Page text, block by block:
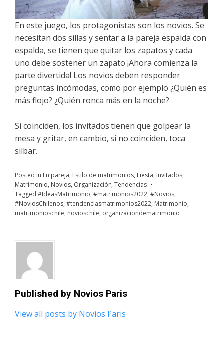
En este juego, los protagonistas son los novios. Se
necesitan dos sillas y sentar a la pareja espalda con
espalda, se tienen que quitar los zapatos y cada
uno debe sostener un zapato ¡Ahora comienza la
parte divertida! Los novios deben responder
preguntas incómodas, como por ejemplo ¿Quién es
más flojo? ¿Quién ronca más en la noche?
Si coinciden, los invitados tienen que golpear la
mesa y gritar, en cambio, si no coinciden, toca
silbar.
Posted in En pareja, Estilo de matrimonios, Fiesta, Invitados,
Matrimonio, Novios, Organización, Tendencias
Tagged #IdeasMatrimonio, #matrimonios2022, #Novios,
#NoviosChilenos, #tendenciasmatrimonios2022, Matrimonio,
matrimonioschile, novioschile, organizaciondematrimonio
Published by Novios Paris
View all posts by Novios Paris